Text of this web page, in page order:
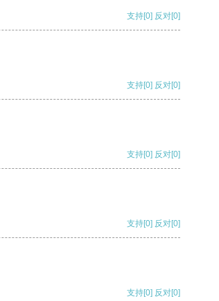
支持[0] 反对[0]
支持[0] 反对[0]
支持[0] 反对[0]
支持[0] 反对[0]
支持[0] 反对[0]